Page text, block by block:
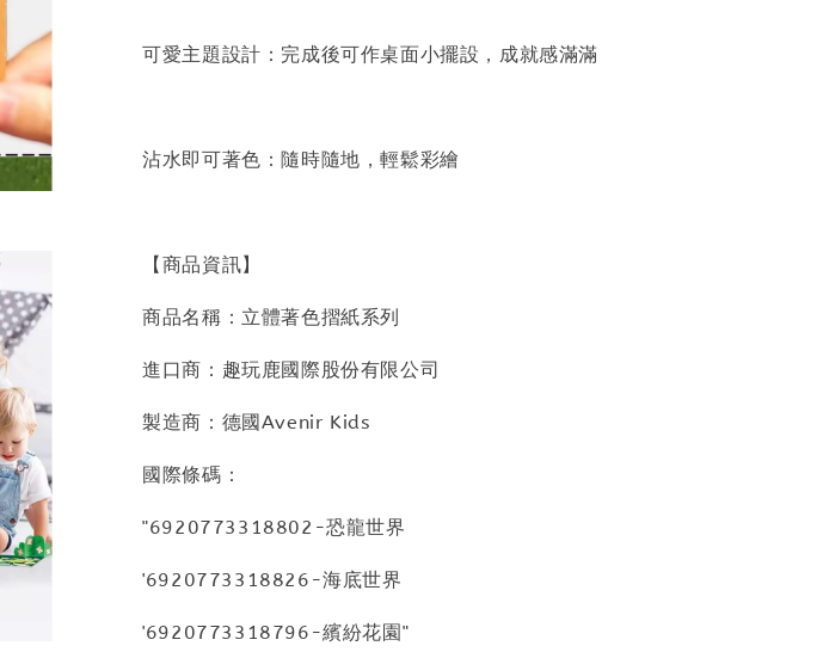
可愛主題設計：完成後可作桌面小擺設，成就感滿滿
沾水即可著色：隨時隨地，輕鬆彩繪
【商品資訊】
商品名稱：立體著色摺紙系列
進口商：趣玩鹿國際股份有限公司
製造商：德國Avenir Kids
國際條碼：
"6920773318802-恐龍世界
'6920773318826-海底世界
'6920773318796-繽紛花園"